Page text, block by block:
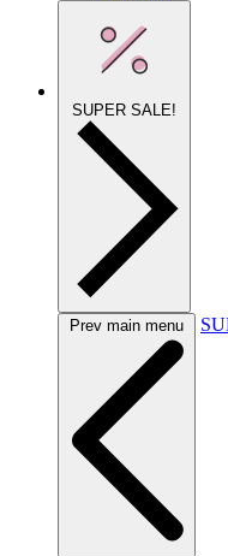
SUPER SALE!
Prev main menu